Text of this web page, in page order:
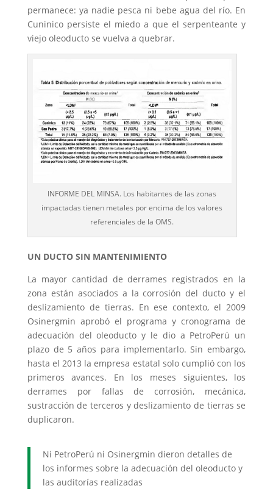
permanece: ya nadie pesca ni bebe agua del río. En
Cuninico persiste el miedo a que el serpenteante y
viejo oleoducto se vuelva a quebrar.
INFORME DEL MINSA. Los habitantes de las zonas
impactadas tienen metales por encima de los valores
referenciales de la OMS.
UN DUCTO SIN MANTENIMIENTO
La mayor cantidad de derrames registrados en la
zona están asociados a la corrosión del ducto y el
deslizamiento de tierras. En ese contexto, el 2009
Osinergmin aprobó el programa y cronograma de
adecuación del oleoducto y le dio a PetroPerú un
plazo de 5 años para implementarlo. Sin embargo,
hasta el 2013 la empresa estatal solo cumplió con los
primeros avances. En los meses siguientes, los
derrames por fallas de corrosión, mecánica,
sustracción de terceros y deslizamiento de tierras se
duplicaron.
Ni PetroPerú ni Osinergmin dieron detalles de
los informes sobre la adecuación del oleoducto y
las auditorías realizadas